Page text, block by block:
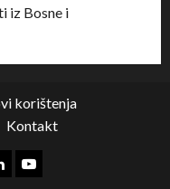
iz Bosne i
korištenja
Kontakt